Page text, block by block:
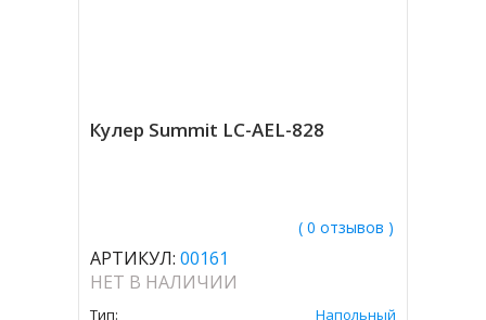
Кулер Summit LC-AEL-828
( 0 отзывов )
АРТИКУЛ: 00161
НЕТ В НАЛИЧИИ
Тип:
Напольный